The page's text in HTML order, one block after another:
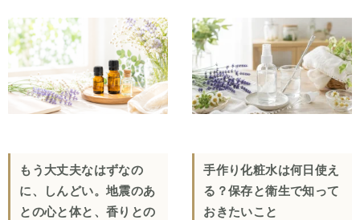
もう大丈夫なはずなの
に、しんどい。地震のあ
との心と体と、香りとの
手作り化粧水は何日使え
る？保存と衛生で知って
おきたいこと